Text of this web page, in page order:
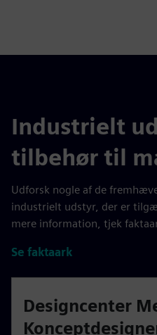
Industrielt
tilbehør til
Udforsk nogle af de
industrielt udstyr, der er
mere information, tjek
Se faktaark
Designcenter